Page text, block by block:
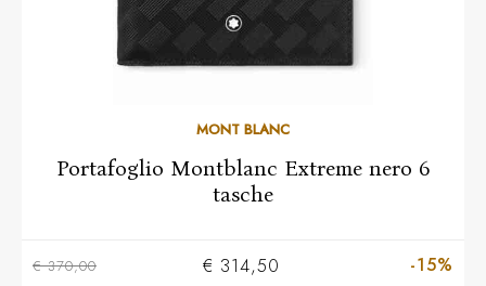
MONT BLANC
Portafoglio Montblanc Extreme nero 6
tasche
€ 370,00 € 314,50 -15%